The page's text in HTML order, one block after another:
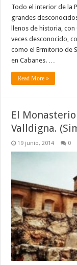
Todo el interior de la
grandes
llenos de historia,
veces desconocido,
como el Ermitorio de
en Cabanes. …
Read More »
El
Valldigna.
19 junio, 2014 0